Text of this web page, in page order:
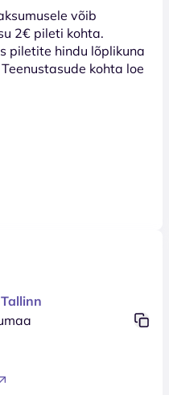
võib
2€ pileti kohta.
piletite hindu lõplikuna
kohta loe